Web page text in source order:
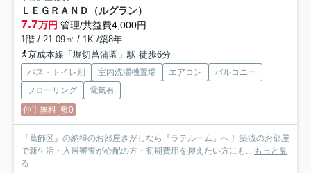
ＬＥＧＲＡＮＤ（ルグラン）
7.7万円 管理/共益費4,000円
1階 / 21.09㎡ / 1K /築8年
京成本線「堀切菖蒲園」駅 徒歩6分
バス・トイレ別 室内洗濯機置場 エアコン
バルコニー
フローリング
電気有
仲手無料 敷0
『葛飾区』の納得のお部屋さがしなら『ラテルーム』へ！ 築浅のお部屋
で新生活・入居審査が心配の方・初期費用を抑えたい方にも... もっと見
る